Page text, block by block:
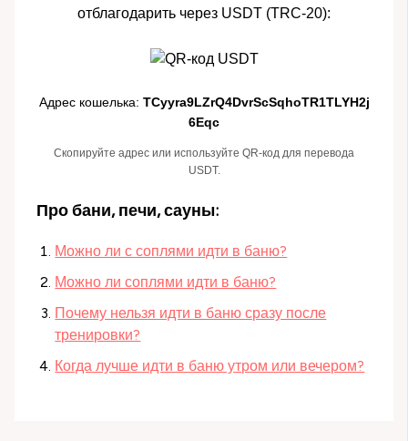
отблагодарить через USDT (TRC-20):
Адрес кошелька: TCyyra9LZrQ4DvrScSqhoTR1TLYH2j
6Eqc
Скопируйте адрес или используйте QR-код для перевода
USDT.
Про бани, печи, сауны:
Можно ли с соплями идти в баню?
Можно ли соплями идти в баню?
Почему нельзя идти в баню сразу после
тренировки?
Когда лучше идти в баню утром или вечером?